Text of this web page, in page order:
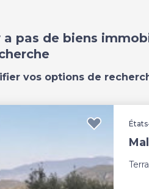
a pas de biens
vos options de